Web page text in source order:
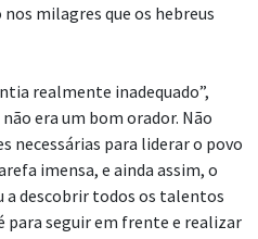
milagres que os hebreus
realmente inadequado”,
era um bom orador. Não
necessárias para liderar o povo
imensa, e ainda assim, o
a descobrir todos os talentos
para seguir em frente e realizar